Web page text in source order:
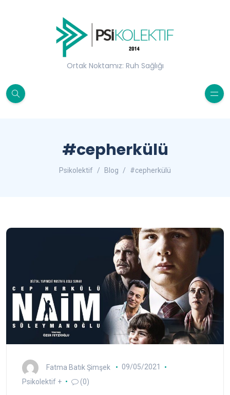
Ortak Noktamız: Ruh Sağlığı
#cepherkülü
Psikolektif Blog #cepherkülü
Fatma Batık Şimşek
09/05/2021
Psikolektif +
(0)